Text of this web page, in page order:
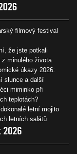
filmový festival
že jste potkali
z minulého života
úkazy 2026:
slunce a další
miminko při
teplotách?
letní mojito
letních salátů
2026